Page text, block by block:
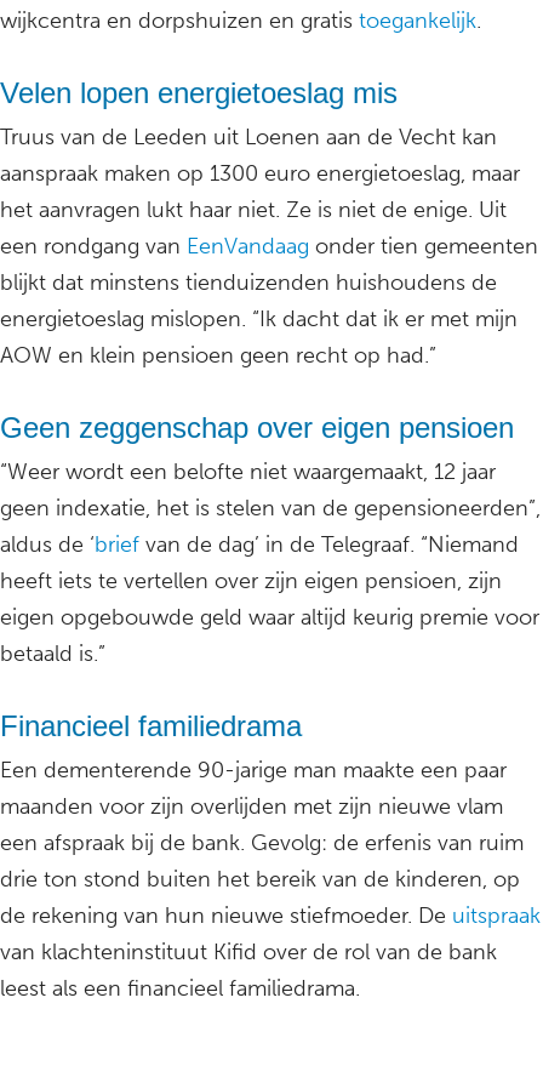
wijkcentra en dorpshuizen en gratis toegankelijk.
Velen lopen energietoeslag mis
Truus van de Leeden uit Loenen aan de Vecht kan
aanspraak maken op 1300 euro energietoeslag, maar
het aanvragen lukt haar niet. Ze is niet de enige. Uit
een rondgang van EenVandaag onder tien gemeenten
blijkt dat minstens tienduizenden huishoudens de
energietoeslag mislopen. “Ik dacht dat ik er met mijn
AOW en klein pensioen geen recht op had.”
Geen zeggenschap over eigen pensioen
“Weer wordt een belofte niet waargemaakt, 12 jaar
geen indexatie, het is stelen van de gepensioneerden”,
aldus de ‘brief van de dag’ in de Telegraaf. “Niemand
heeft iets te vertellen over zijn eigen pensioen, zijn
eigen opgebouwde geld waar altijd keurig premie voor
betaald is.”
Financieel familiedrama
Een dementerende 90-jarige man maakte een paar
maanden voor zijn overlijden met zijn nieuwe vlam
een afspraak bij de bank. Gevolg: de erfenis van ruim
drie ton stond buiten het bereik van de kinderen, op
de rekening van hun nieuwe stiefmoeder. De uitspraak
van klachteninstituut Kifid over de rol van de bank
leest als een financieel familiedrama.